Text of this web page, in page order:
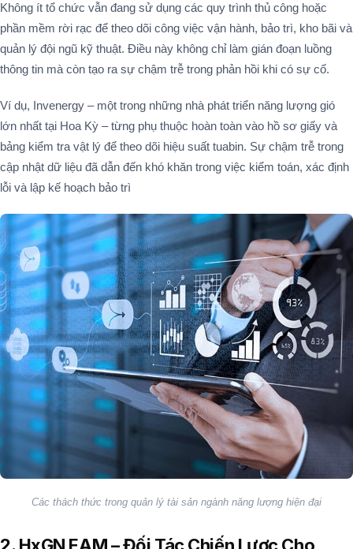
Không ít tổ chức vẫn đang sử dụng các quy trình thủ công hoặc
phần mềm rời rạc để theo dõi công việc vận hành, bảo trì, kho bãi và
quản lý đội ngũ kỹ thuật. Điều này không chỉ làm gián đoạn luồng
thông tin mà còn tạo ra sự chậm trễ trong phản hồi khi có sự cố.
Ví dụ, Invenergy – một trong những nhà phát triển năng lượng gió
lớn nhất tại Hoa Kỳ – từng phụ thuộc hoàn toàn vào hồ sơ giấy và
bảng kiểm tra vật lý để theo dõi hiệu suất tuabin. Sự chậm trễ trong
cập nhật dữ liệu đã dẫn đến khó khăn trong việc kiểm toán, xác định
lỗi và lập kế hoạch bảo trì​
Các thách thức trong quản lý tài sản ngành năng lượng hiện đại